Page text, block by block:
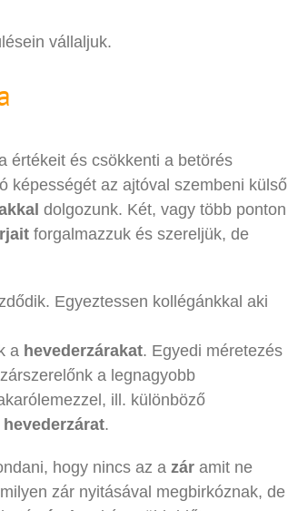
vállaljuk.
értékeit és csökkenti a betörés
képességét az ajtóval szembeni külső
dolgozunk. Két, vagy több ponton
forgalmazzuk és szereljük, de
Egyeztessen kollégánkkal aki
a hevederzárakat. Egyedi méretezés
a legnagyobb
ill. különböző
hevederzárat.
hogy nincs az a zár amit ne
zár nyitásával megbirkóznak, de